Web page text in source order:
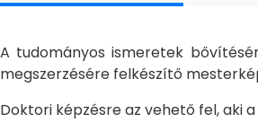
A tudományos ismeretek
megszerzésére felkészítő
Doktori képzésre az vehető fel, aki